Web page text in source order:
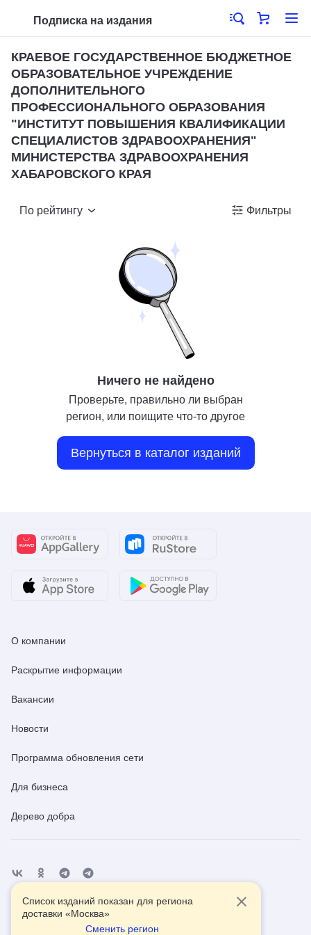
Подписка на издания
КРАЕВОЕ ГОСУДАРСТВЕННОЕ БЮДЖЕТНОЕ
ОБРАЗОВАТЕЛЬНОЕ УЧРЕЖДЕНИЕ
ДОПОЛНИТЕЛЬНОГО
ПРОФЕССИОНАЛЬНОГО ОБРАЗОВАНИЯ
"ИНСТИТУТ ПОВЫШЕНИЯ КВАЛИФИКАЦИИ
СПЕЦИАЛИСТОВ ЗДРАВООХРАНЕНИЯ"
МИНИСТЕРСТВА ЗДРАВООХРАНЕНИЯ
ХАБАРОВСКОГО КРАЯ
По рейтингу Фильтры
Ничего не найдено
Проверьте, правильно ли выбран
регион, или поищите что-то другое
Вернуться в каталог изданий
О компании
Раскрытие информации
Вакансии
Новости
Программа обновления сети
Для бизнеса
Дерево добра
Помощь Контакты
Список изданий показан для региона
доставки «Москва»
Сменить регион